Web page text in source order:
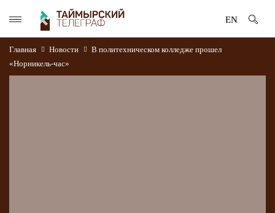
EN
Главная Новости
В политехническом колледже прошел
«Норникель-час»